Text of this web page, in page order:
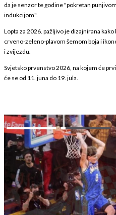
da je senzor te godine "pokretan
indukcijom".
Lopta za 2026. pažljivo je dizajnirana
crveno-zeleno-plavom šemom boja i
i zvijezdu.
Svjetsko prvenstvo 2026, na kojem će
će se od 11. juna do 19. jula.